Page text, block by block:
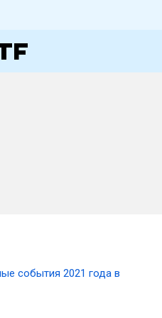
события 2021 года в